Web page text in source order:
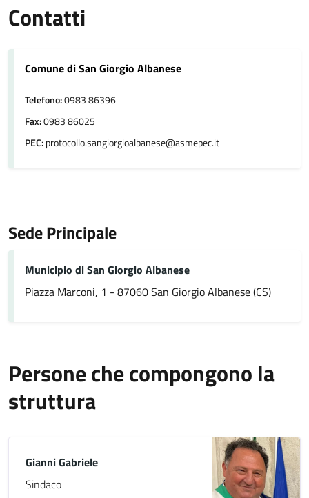
Contatti
Comune di San Giorgio Albanese
Telefono:0983 86396
Fax:0983 86025
PEC:protocollo.sangiorgioalbanese@asmepec.it
Sede Principale
Municipio di San Giorgio Albanese
Piazza Marconi, 1 - 87060 San Giorgio Albanese (CS)
Persone che compongono la
struttura
Gianni Gabriele
Sindaco